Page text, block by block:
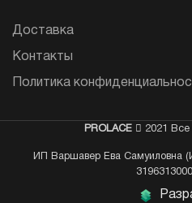
Доставка
Контакты
Политика
PROLACE 2021
ИП Варшавер Ева Самуиловна